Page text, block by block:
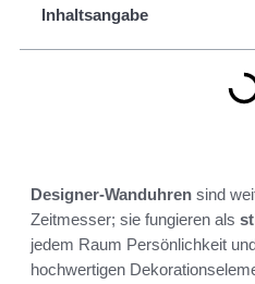
Inhaltsangabe
Designer-Wanduhren sind
Zeitmesser; sie fungieren als
jedem Raum Persönlichkeit
hochwertigen